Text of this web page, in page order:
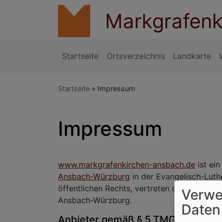
Hauptnavigation
Startseite Ortsverzeichnis Landkarte
Startseite Impressum
Impressum
www.markgrafenkirchen-ansbach.de ist
Ansbach-Würzburg in der Evangelisch-
öffentlichen Rechts, vertreten durch Gisela
Ansbach-Würzburg.
Anbieter gemäß § 5 TMG: